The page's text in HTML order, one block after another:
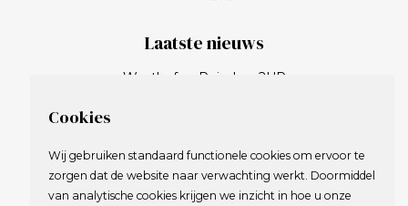
Laatste nieuws
Westhof vs Reinders 2UP
Onstein vs Barenbrug 5&4
Huiges vs Massaut 7&6
De Vlaming vs Peereboom Voller 4&3
Cookies
Wij gebruiken standaard functionele cookies om ervoor te
zorgen dat de website naar verwachting werkt. Doormiddel
van analytische cookies krijgen we inzicht in hoe u onze